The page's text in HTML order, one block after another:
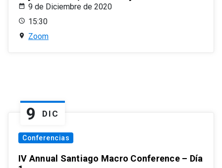
9 de Diciembre de 2020
15:30
Zoom
9 DIC
Conferencias
IV Annual Santiago Macro Conference – Día